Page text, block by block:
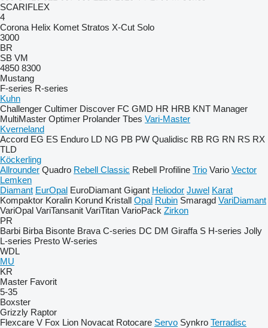
SCARIFLEX
4
Corona Helix Komet Stratos X-Cut Solo
3000
BR
SB VM
4850 8300
Mustang
F-series R-series
Kuhn
Challenger Cultimer Discover FC GMD HR HRB KNT Manager
MultiMaster Optimer Prolander Tbes Vari-Master
Kverneland
Accord EG ES Enduro LD NG PB PW Qualidisc RB RG RN RS RX
TLD
Köckerling
Allrounder Quadro Rebell Classic Rebell Profiline Trio Vario Vector
Lemken
Diamant EurOpal EuroDiamant Gigant Heliodor Juwel Karat
Kompaktor Koralin Korund Kristall Opal Rubin Smaragd VariDiamant
VariOpal VariTansanit VariTitan VarioPack Zirkon
PR
Barbi Birba Bisonte Brava C-series DC DM Giraffa S H-series Jolly
L-series Presto W-series
WDL
MU
KR
Master Favorit
5-35
Boxster
Grizzly Raptor
Flexcare V Fox Lion Novacat Rotocare Servo Synkro Terradisc